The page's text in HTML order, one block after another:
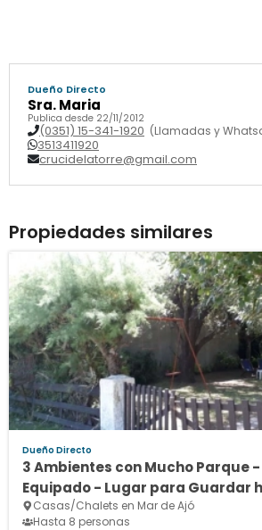
Dueño Directo
Sra. Maria
Publica desde 22/11/2012
(0351) 15-341-1920 (Llamadas y
3513411920
crucidelatorre@gmail.com
Propiedades similares
Dueño Directo
3 Ambientes con Mucho Parque
Equipado - Lugar para Guardar
Casas/Chalets en Mar de Ajó
Hasta 8 personas